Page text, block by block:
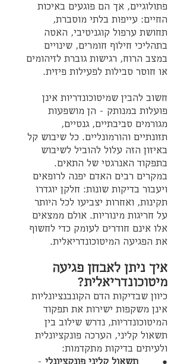
פתולוגיים, אך הם פוגעים באיכות
החיים: עייפות בלתי מוסברת,
תחושת ערפול קוגניטיבי, האטה
בתהליכי חילוף חומרים, שינויים
במצב הרוח, רגישות גוברת לזיהומים
או חוסר סבילות לפעילות פיזית.
חשוב להבין שמיטוכונדריות אינן
פועלות במנותק - הן מושפעות
מגורמים סביבתיים, גנטיים,
תזונתיים והורמונליים. כל שיבוש קל
באיזון הזה עלול להוביל לשיבוש
בתפקוד האנרגטי של התאים.
במקרים רבים האדם יפנה לרופאים
ויעבור בדיקות שונות: חלקן יוגדרו
תקינות, ואחרות יצביעו לכל היותר
על חריגות מינוריות. אולם ממצאים
אלו אינם חודרים לעומק כדי לחשוף
את הפגיעה המיטוכונדריאלית.
איך ניתן לאבחן פגיעה
מיטוכונדריאלית?
כיוון שבדיקות הדם הקונבנציונליות
אינן משקפות ישירות את תפקוד
המיטוכונדריות, נדרש שילוב בין
תשאול קליני, הערכה פונקציונלית
ולעיתים בדיקות מתקדמות:
● תשאול קליני פונקציונלי -